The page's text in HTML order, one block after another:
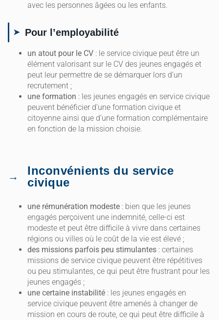
avec les personnes âgées ou les enfants.
Pour l’employabilité
un atout pour le CV : le service civique peut être un
élément valorisant sur le CV des jeunes engagés et
peut leur permettre de se démarquer lors d’un
recrutement ;
une formation : les jeunes engagés en service civique
peuvent bénéficier d’une formation civique et
citoyenne ainsi que d’une formation complémentaire
en fonction de la mission choisie.
Inconvénients du service
civique
une rémunération modeste : bien que les jeunes
engagés perçoivent une indemnité, celle-ci est
modeste et peut être difficile à vivre dans certaines
régions ou villes où le coût de la vie est élevé ;
des missions parfois peu stimulantes : certaines
missions de service civique peuvent être répétitives
ou peu stimulantes, ce qui peut être frustrant pour les
jeunes engagés ;
une certaine instabilité : les jeunes engagés en
service civique peuvent être amenés à changer de
mission en cours de route, ce qui peut être difficile à